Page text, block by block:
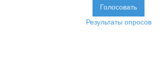
Результаты опросов